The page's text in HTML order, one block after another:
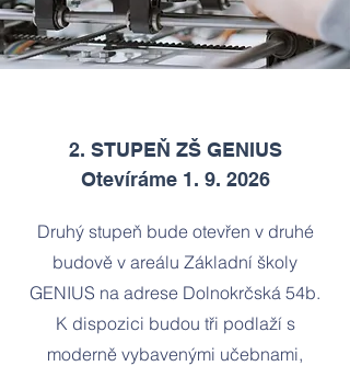
2. STUPEŇ ZŠ GENIUS
Otevíráme 1. 9. 2026
Druhý stupeň bude otevřen v druhé
budově v areálu Základní školy
GENIUS na adrese Dolnokrčská 54b.
K dispozici budou tři podlaží s
moderně vybavenými učebnami,